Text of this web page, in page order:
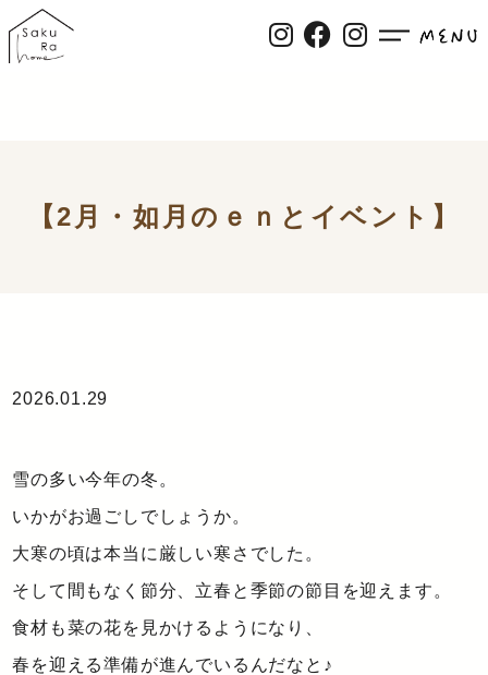
【2月・如月のｅｎとイベント】
2026.01.29
雪の多い今年の冬。
いかがお過ごしでしょうか。
大寒の頃は本当に厳しい寒さでした。
そして間もなく節分、立春と季節の節目を迎えます。
食材も菜の花を見かけるようになり、
春を迎える準備が進んでいるんだなと♪